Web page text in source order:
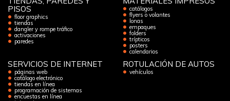
PISOS
floor graphics
tiendas
dangler y rompe tráfico
activaciones
paredes
catálogos
flyers o volantes
lonas
empaques
folders
trípticos
posters
calendarios
SERVICIOS DE INTERNET
páginas web
catálogo electrónico
tiendas en línea
programación de sistemas
encuestas en línea
ROTULACIÓN DE AUTOS
vehículos